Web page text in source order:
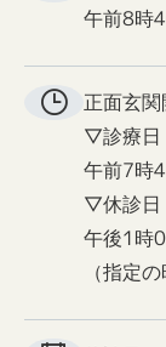
午前8時
正面玄関
▽診療日
午前7時
▽休診日
午後1時
（指定